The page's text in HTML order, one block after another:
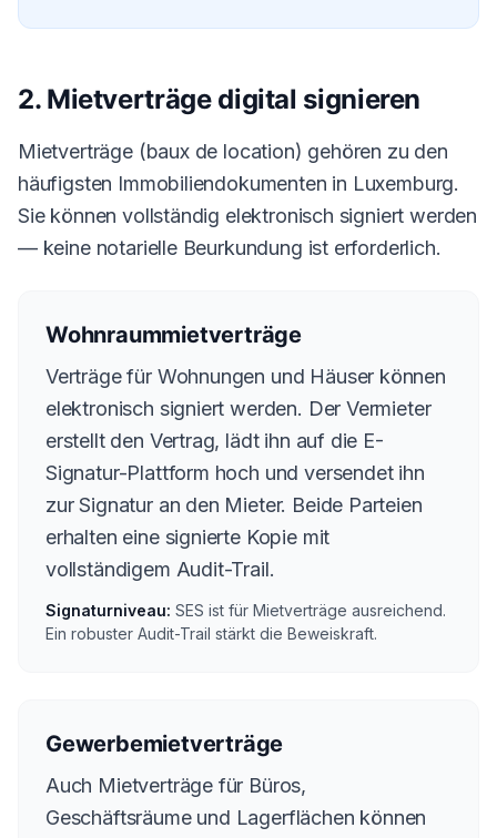
2. Mietverträge digital signieren
Mietverträge (baux de location) gehören zu den
häufigsten Immobiliendokumenten in Luxemburg.
Sie können vollständig elektronisch signiert werden
— keine notarielle Beurkundung ist erforderlich.
Wohnraummietverträge
Verträge für Wohnungen und Häuser können
elektronisch signiert werden. Der Vermieter
erstellt den Vertrag, lädt ihn auf die E-
Signatur-Plattform hoch und versendet ihn
zur Signatur an den Mieter. Beide Parteien
erhalten eine signierte Kopie mit
vollständigem Audit-Trail.
Signaturniveau: SES ist für Mietverträge ausreichend.
Ein robuster Audit-Trail stärkt die Beweiskraft.
Gewerbemietverträge
Auch Mietverträge für Büros,
Geschäftsräume und Lagerflächen können